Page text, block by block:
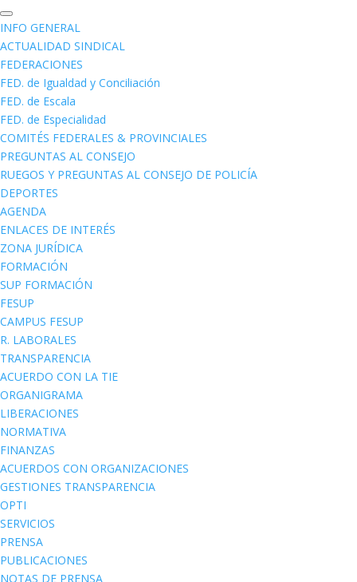
INFO GENERAL
ACTUALIDAD SINDICAL
FEDERACIONES
FED. de Igualdad y Conciliación
FED. de Escala
FED. de Especialidad
COMITÉS FEDERALES & PROVINCIALES
PREGUNTAS AL CONSEJO
RUEGOS Y PREGUNTAS AL CONSEJO DE POLICÍA
DEPORTES
AGENDA
ENLACES DE INTERÉS
ZONA JURÍDICA
FORMACIÓN
SUP FORMACIÓN
FESUP
CAMPUS FESUP
R. LABORALES
TRANSPARENCIA
ACUERDO CON LA TIE
ORGANIGRAMA
LIBERACIONES
NORMATIVA
FINANZAS
ACUERDOS CON ORGANIZACIONES
GESTIONES TRANSPARENCIA
OPTI
SERVICIOS
PRENSA
PUBLICACIONES
NOTAS DE PRENSA